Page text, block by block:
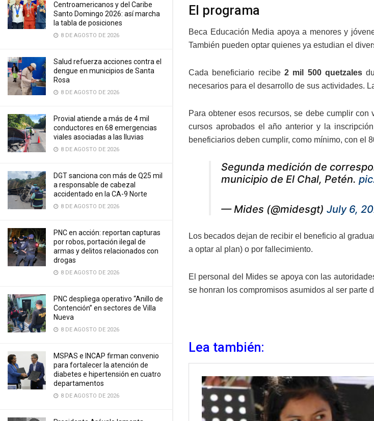
Centroamericanos y del Caribe
Santo Domingo 2026: así marcha
la tabla de posiciones
8 DE AGOSTO DE 2026
Salud refuerza acciones contra el
dengue en municipios de Santa
Rosa
8 DE AGOSTO DE 2026
Provial atiende a más de 4 mil
conductores en 68 emergencias
viales asociadas a las lluvias
8 DE AGOSTO DE 2026
DGT sanciona con más de Q25 mil
a responsable de cabezal
accidentado en la CA-9 Norte
8 DE AGOSTO DE 2026
PNC en acción: reportan capturas
por robos, portación ilegal de
armas y delitos relacionados con
drogas
8 DE AGOSTO DE 2026
PNC despliega operativo “Anillo de
Contención” en sectores de Villa
Nueva
8 DE AGOSTO DE 2026
MSPAS e INCAP firman convenio
para fortalecer la atención de
diabetes e hipertensión en cuatro
departamentos
8 DE AGOSTO DE 2026
El programa
Beca Educación Media apoya a menores y
También pueden optar quienes ya estudian el
Cada beneficiario recibe 2 mil 500 quetzales
necesarios para el desarrollo de sus actividades.
Para obtener esos recursos, se debe cumplir
cursos aprobados el año anterior y la
beneficiarios deben cumplir, como mínimo, con el
Segunda medición de
municipio de El Chal, Petén.
— Mides (@midesgt) July 6,
Los becados dejan de recibir el beneficio al
a optar al plan) o por fallecimiento.
El personal del Mides se apoya con las
se honran los compromisos asumidos al ser parte
Lea también: